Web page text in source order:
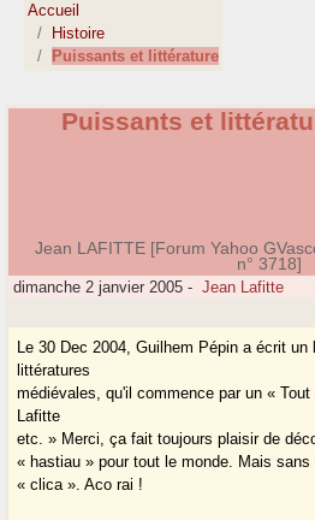
Accueil
Histoire
Puissants et littérature
Puissants et
Jean LAFITTE [Forum Yahoo
n° 3718]
dimanche 2 janvier 2005 - Jean Lafitte
Le 30 Dec 2004, Guilhem Pépin a écrit un
littératures
médiévales, qu'il commence par un «
Lafitte
etc. » Merci, ça fait toujours plaisir de
« hastiau » pour tout le monde. Mais
« clica ». Aco rai !